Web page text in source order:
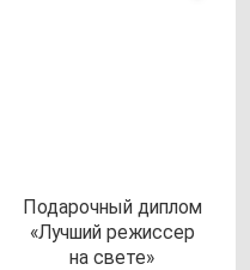
Пода­роч­ный дип­лом
«Луч­ший ре­жис­сер
на све­те»